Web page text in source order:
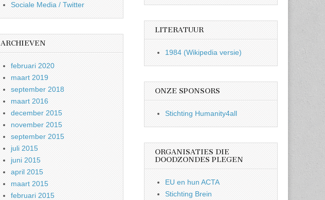
Sociale Media / Twitter
ARCHIEVEN
februari 2020
maart 2019
september 2018
maart 2016
december 2015
november 2015
september 2015
juli 2015
juni 2015
april 2015
maart 2015
februari 2015
LITERATUUR
1984 (Wikipedia versie)
ONZE SPONSORS
Stichting Humanity4all
ORGANISATIES DIE
DOODZONDES PLEGEN
EU en hun ACTA
Stichting Brein